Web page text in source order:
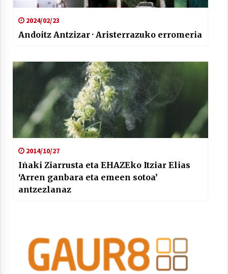
2024/02/23
Andoitz Antzizar · Aristerrazuko erromeria
2014/10/27
Iñaki Ziarrusta eta EHAZEko Itziar Elias
‘Arren ganbara eta emeen sotoa’
antzezlanaz